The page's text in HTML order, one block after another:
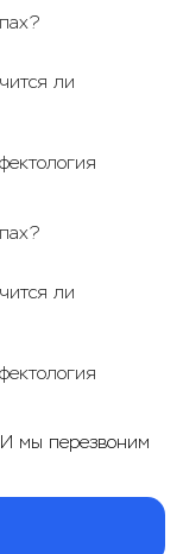
ли
ли
И мы перезвоним